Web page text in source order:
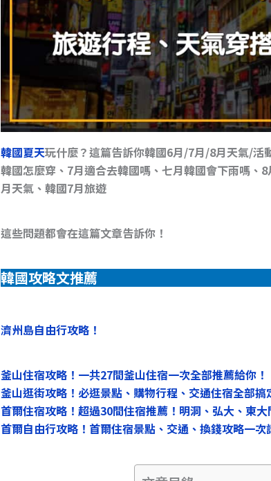
韓國夏天玩什麼？這篇告訴你韓國6月/7月/8月天氣/活
韓國怎麼穿、7月適合去韓國嗎、七月韓國會下雨嗎、
月天氣、韓國7月旅遊
這些問題都會在這篇文章告訴你！
韓國攻略文推薦
濟州島自由行攻略！
釜山住宿攻略！一共27間釜山住宿一次全部推薦給你！
釜山逛街攻略！必逛景點、購物行程、交通住宿全部搞
首爾住宿攻略！超過30間住宿推薦！明洞、弘大、東
首爾自由行攻略！首爾住宿景點、交通、換錢攻略一次